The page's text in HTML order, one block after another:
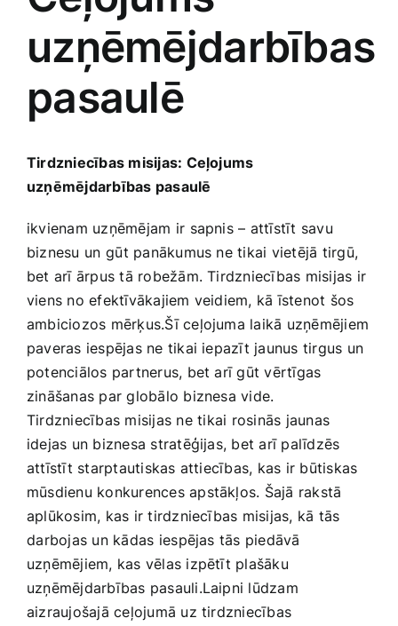
Jaunākie pārdevēji
Pirktākās preces
Raksti
Grāmatas
Gudrā māja
Mājai un remontam
Mājražotājiem
Mājsaimniecības preces
Mēbeles un interjers
Medicīnas preces
Mobilie telefoni, planšetdatori
Pakalpojumi
Pārtikas preces
uzņēmējdarbības
pasaulē
Tirdzniecības misijas: Ceļojums
uzņēmējdarbības pasaulē
ikvienam uzņēmējam⁢ ir sapnis – attīstīt savu⁣
biznesu ⁤un⁢ gūt panākumus ne tikai vietējā ‌tirgū,⁤
bet arī ārpus tā robežām. Tirdzniecības misijas ir
‌viens no efektīvākajiem veidiem, kā īstenot ⁤šos
ambiciozos mērķus.Šī ceļojuma laikā uzņēmējiem
paveras iespējas ne tikai iepazīt jaunus ‍tirgus un
potenciālos partnerus, bet arī gūt vērtīgas​
zināšanas par globālo biznesa vide.
Tirdzniecības misijas ne ⁣tikai rosinās jaunas
idejas un biznesa stratēģijas, ‍bet arī palīdzēs
attīstīt starptautiskas attiecības, kas ir būtiskas
mūsdienu konkurences apstākļos. Šajā rakstā
‍aplūkosim, kas ir tirdzniecības misijas, kā ⁤tās
⁢darbojas ‌un kādas ⁢iespējas tās piedāvā
uzņēmējiem, ​kas​ vēlas izpētīt plašāku‌
uzņēmējdarbības pasauli.Laipni lūdzam
aizraujošajā ceļojumā uz tirdzniecības